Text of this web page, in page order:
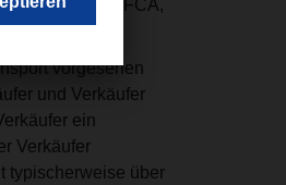
in FCA,
(DDP).
vorgesehen
und Verkäufer
ein
Verkäufer
typischerweise über